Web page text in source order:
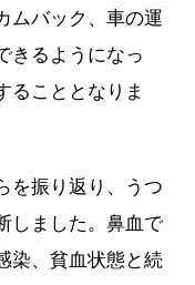
ムバック、車の運
きるようになっ
ることとなりま
を振り返り、うつ
しました。鼻血で
染、貧血状態と続